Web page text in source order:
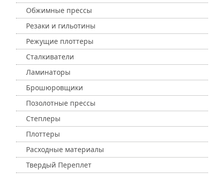
Обжимные прессы
Резаки и гильотины
Режущие плоттеры
Сталкиватели
Ламинаторы
Брошюровщики
Позолотные прессы
Степлеры
Плоттеры
Расходные материалы
Твердый Переплет